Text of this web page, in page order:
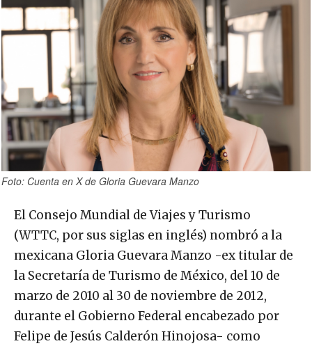
Foto: Cuenta en X de Gloria Guevara Manzo
El Consejo Mundial de Viajes y Turismo
(WTTC, por sus siglas en inglés) nombró a la
mexicana Gloria Guevara Manzo -ex titular de
la Secretaría de Turismo de México, del 10 de
marzo de 2010 al 30 de noviembre de 2012,
durante el Gobierno Federal encabezado por
Felipe de Jesús Calderón Hinojosa- como